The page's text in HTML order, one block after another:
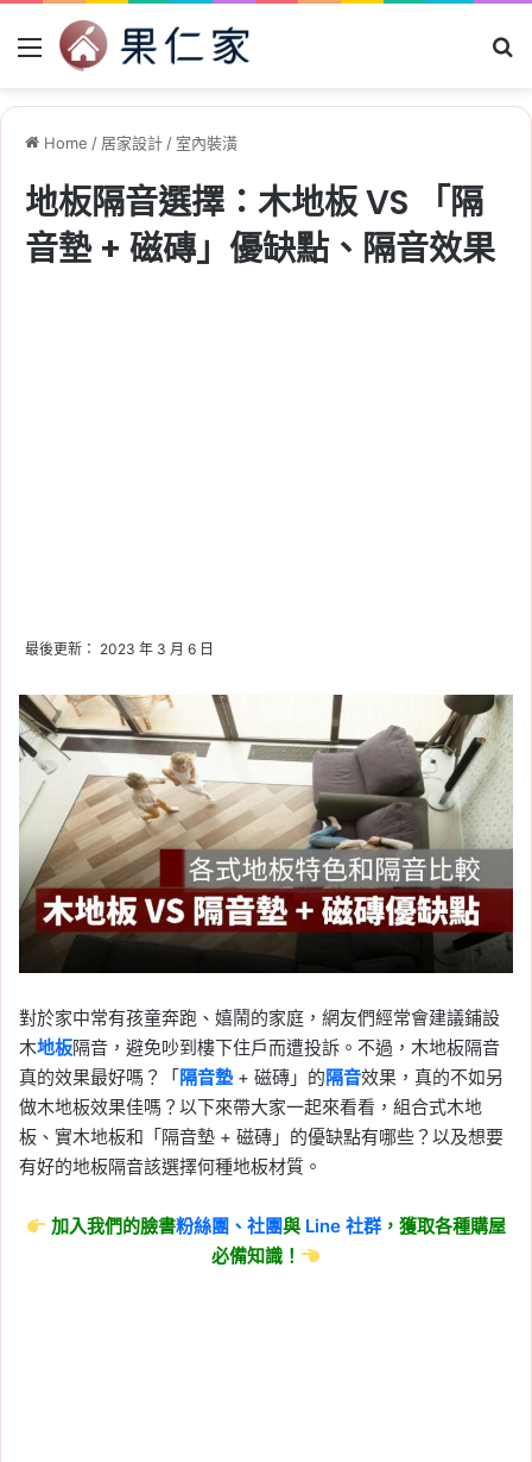
Menu
Home / 居家設計/ 室內裝潢
地板隔音選擇：木地板 VS 「隔
音墊 + 磁磚」優缺點、隔音效果
最後更新： 2023 年 3 月 6 日
對於家中常有孩童奔跑、嬉鬧的家庭，網友們經常會建議鋪設
木地板隔音，避免吵到樓下住戶而遭投訴。不過，木地板隔音
真的效果最好嗎？「 隔音墊+ 磁磚」的隔音效果，真的不如另
做木地板效果佳嗎？以下來帶大家一起來看看，組合式木地
板、實木地板和「隔音墊 + 磁磚」的優缺點有哪些？以及想要
有好的地板隔音該選擇何種地板材質。
加入我們的臉書粉絲團、社團與 Line社群 ，獲取各種購屋
必備知識！